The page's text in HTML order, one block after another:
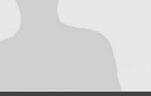
エントリー
ROAD SERIESとは